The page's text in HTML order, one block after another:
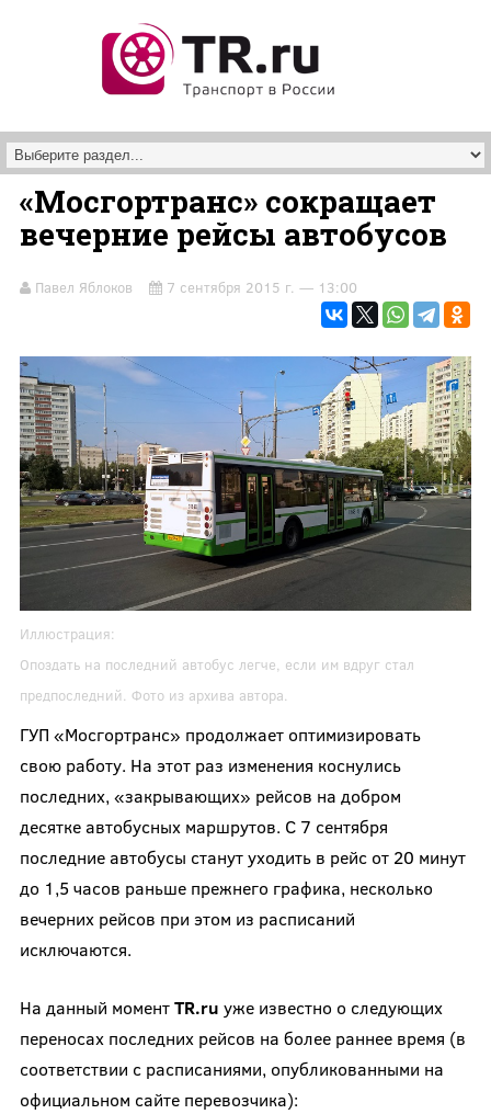
«Мосгортранс» сокращает
вечерние рейсы автобусов
Павел Яблоков 7 сентября 2015 г. — 13:00
Иллюстрация:
Опоздать на последний автобус легче, если им вдруг стал
предпоследний. Фото из архива автора.
ГУП «Мосгортранс» продолжает оптимизировать
свою работу. На этот раз изменения коснулись
последних, «закрывающих» рейсов на добром
десятке автобусных маршрутов. С 7 сентября
последние автобусы станут уходить в рейс от 20 минут
до 1,5 часов раньше прежнего графика, несколько
вечерних рейсов при этом из расписаний
исключаются.
На данный моментTR.ru уже известно о следующих
переносах последних рейсов на более раннее время (в
соответствии с расписаниями, опубликованными на
официальном сайте перевозчика):